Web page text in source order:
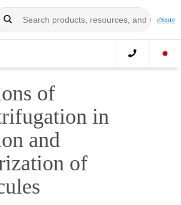
eStore
of
in
and
of